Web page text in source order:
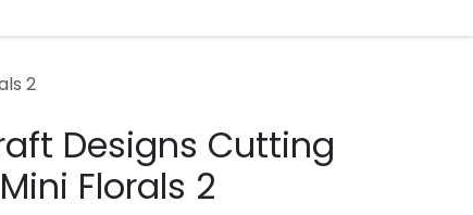
2
Designs Cutting
Florals 2